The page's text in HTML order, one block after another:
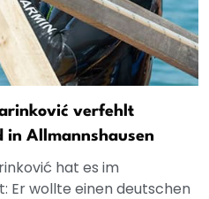
verfehlt
in Allmannshausen
hat es im
Er wollte einen deutschen